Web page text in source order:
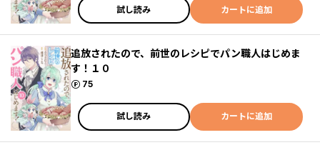
試し読み カートに追加
追放されたので、前世のレシピでパン職人はじめま
す！１０
75
ポイント
試し読み カートに追加